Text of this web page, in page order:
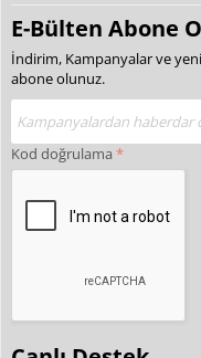
E-Bülten Abone
İndirim, Kampanyalar ve
abone olunuz.
Kod doğrulama